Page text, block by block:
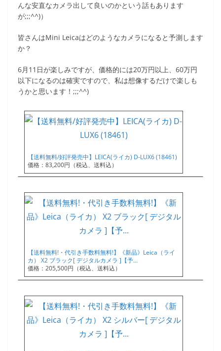
んな安直なカメラ出して良いのかという話もあります
が;;;^^)）
皆さんはMini Leicaはどのようなカメラになると予測します
か？
6月11日が楽しみですが、価格的には20万円以上、60万円
以下になるのは確実ですので、私は想像するだけで楽しも
うかと思います！;;;^^)
【送料無料/好評発売中】LEICA(ライカ) D-LUX6 (18461)
価格：83,200円（税込、送料込）
【送料無料!・代引き手数料無料!】《新品》Leica（ライ
カ） X2 ブラック[ デジタルカメラ ]【予…
価格：205,500円（税込、送料込）